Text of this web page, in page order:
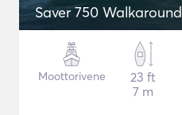
Saver 750 Walkaround
Moottorivene
23 ft
7 m